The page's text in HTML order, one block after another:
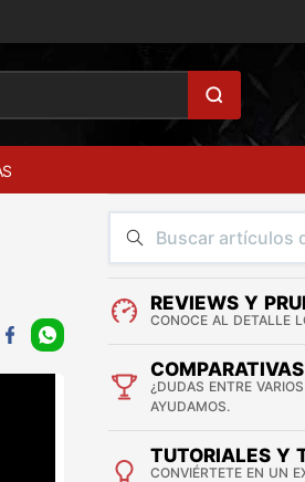
REVIEWS Y
CONOCE AL DETALLE
¿DUDAS ENTRE
AYUDAMOS.
TUTORIALES Y
CONVIÉRTETE EN UN